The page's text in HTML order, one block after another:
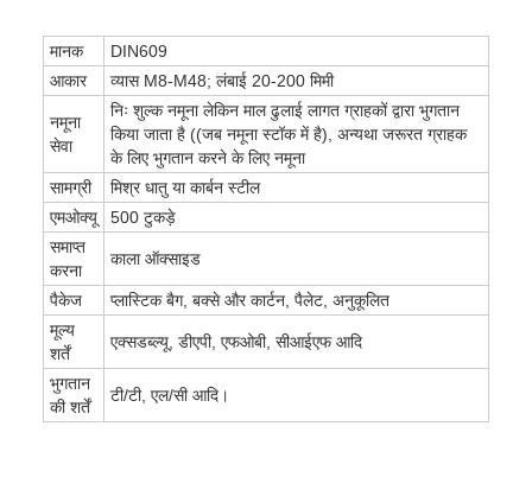
मानक
DIN609
आकार
व्यास M8-M48; लंबाई 20-200 मिमी
नमूना
सेवा
निः शुल्क नमूना लेकिन माल ढुलाई लागत ग्राहकों द्वारा भुगतान
किया जाता है ((जब नमूना स्टॉक में है), अन्यथा जरूरत ग्राहक
के लिए भुगतान करने के लिए नमूना
सामग्री
मिश्र धातु या कार्बन स्टील
एमओक्यू
500 टुकड़े
समाप्त
करना
काला ऑक्साइड
पैकेज
प्लास्टिक बैग, बक्से और कार्टन, पैलेट, अनुकूलित
मूल्य
शर्तें
एक्सडब्ल्यू, डीएपी, एफओबी, सीआईएफ आदि
भुगतान
की शर्तें
टी/टी, एल/सी आदि।